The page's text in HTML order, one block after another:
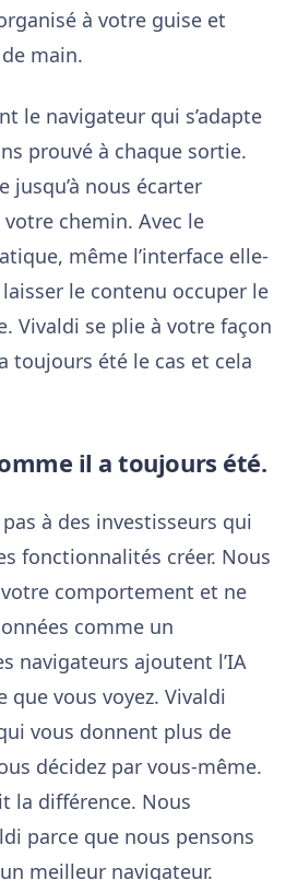
à votre guise et
main.
le navigateur qui s’adapte
prouvé à chaque sortie.
jusqu’à nous écarter
chemin. Avec le
même l’interface elle-
le contenu occuper le
Vivaldi se plie à votre façon
toujours été le cas et cela
il a toujours été.
à des investisseurs qui
fonctionnalités créer. Nous
votre comportement et ne
comme un
navigateurs ajoutent l’IA
que vous voyez. Vivaldi
vous donnent plus de
décidez par vous-même.
la différence. Nous
parce que nous pensons
meilleur navigateur.